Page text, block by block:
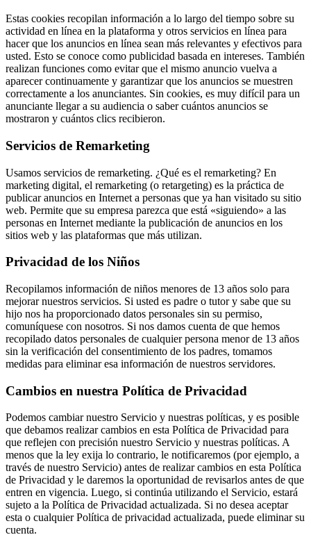
Estas cookies recopilan información a lo largo del tiempo sobre su
actividad en línea en la plataforma y otros servicios en línea para
hacer que los anuncios en línea sean más relevantes y efectivos para
usted. Esto se conoce como publicidad basada en intereses. También
realizan funciones como evitar que el mismo anuncio vuelva a
aparecer continuamente y garantizar que los anuncios se muestren
correctamente a los anunciantes. Sin cookies, es muy difícil para un
anunciante llegar a su audiencia o saber cuántos anuncios se
mostraron y cuántos clics recibieron.
Servicios de Remarketing
Usamos servicios de remarketing. ¿Qué es el remarketing? En
marketing digital, el remarketing (o retargeting) es la práctica de
publicar anuncios en Internet a personas que ya han visitado su sitio
web. Permite que su empresa parezca que está «siguiendo» a las
personas en Internet mediante la publicación de anuncios en los
sitios web y las plataformas que más utilizan.
Privacidad de los Niños
Recopilamos información de niños menores de 13 años solo para
mejorar nuestros servicios. Si usted es padre o tutor y sabe que su
hijo nos ha proporcionado datos personales sin su permiso,
comuníquese con nosotros. Si nos damos cuenta de que hemos
recopilado datos personales de cualquier persona menor de 13 años
sin la verificación del consentimiento de los padres, tomamos
medidas para eliminar esa información de nuestros servidores.
Cambios en nuestra Política de Privacidad
Podemos cambiar nuestro Servicio y nuestras políticas, y es posible
que debamos realizar cambios en esta Política de Privacidad para
que reflejen con precisión nuestro Servicio y nuestras políticas. A
menos que la ley exija lo contrario, le notificaremos (por ejemplo, a
través de nuestro Servicio) antes de realizar cambios en esta Política
de Privacidad y le daremos la oportunidad de revisarlos antes de que
entren en vigencia. Luego, si continúa utilizando el Servicio, estará
sujeto a la Política de Privacidad actualizada. Si no desea aceptar
esta o cualquier Política de privacidad actualizada, puede eliminar su
cuenta.